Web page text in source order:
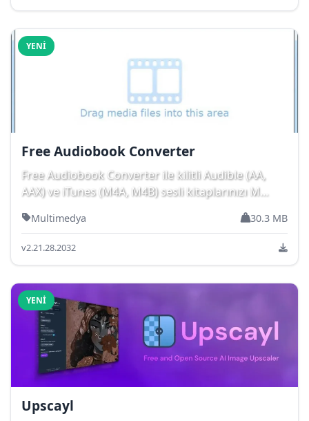
YENI
Free Audiobook Converter
Free Audiobook Converter ile kilitli Audible (AA,
AAX) ve iTunes (M4A, M4B) sesli kitaplarınızı M...
Multimedya 30.3 MB
v2.21.28.2032
YENI
Upscayl